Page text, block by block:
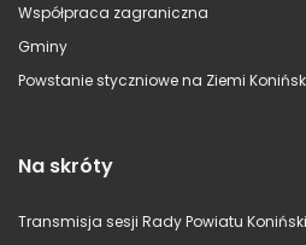
Współpraca zagraniczna
Gminy
Powstanie styczniowe na Ziemi
Na skróty
Transmisja sesji Rady Powiatu